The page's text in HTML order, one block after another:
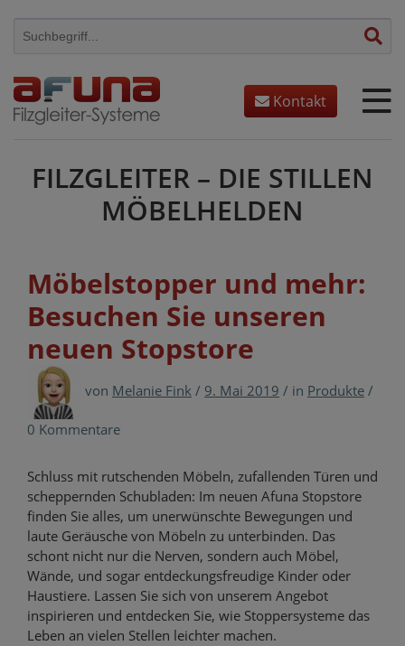
Skip
Kontakt
FILZGLEITER – DIE STILLEN
MÖBELHELDEN
Möbelstopper und mehr:
Besuchen Sie unseren
neuen Stopstore
von Melanie Fink / 9. Mai 2019 / in Produkte /
0 Kommentare
Schluss mit rutschenden Möbeln, zufallenden Türen und
scheppernden Schubladen: Im neuen Afuna Stopstore
finden Sie alles, um unerwünschte Bewegungen und
laute Geräusche von Möbeln zu unterbinden. Das
schont nicht nur die Nerven, sondern auch Möbel,
Wände, und sogar entdeckungsfreudige Kinder oder
Haustiere. Lassen Sie sich von unserem Angebot
inspirieren und entdecken Sie, wie Stoppersysteme das
Leben an vielen Stellen leichter machen.